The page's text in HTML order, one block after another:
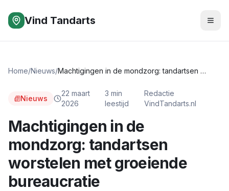
Vind Tandarts
Home/Nieuws/ Machtigingen in de mondzorg: tandartsen worstelen met groeiende bureaucratie
Nieuws
22 maart
2026
3 min
leestijd
Redactie
VindTandarts.nl
Machtigingen in de
mondzorg: tandartsen
worstelen met groeiende
bureaucratie